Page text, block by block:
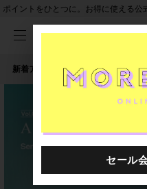
ポイントをひとつに。お得に使える公
新着アイテム 人気ワード セ